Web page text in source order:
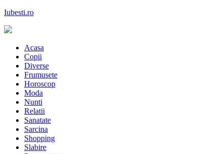
Skip
content
Iubesti.ro
Acasa
Copii
Diverse
Frumusete
Horoscop
Moda
Nunti
Relatii
Sanatate
Sarcina
Shopping
Slabire